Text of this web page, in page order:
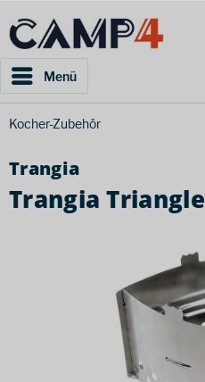
Menü
Kocher-Zubehör
Trangia
Trangia Triangle